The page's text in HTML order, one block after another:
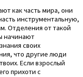
как часть мира, они
инструментальную,
Отделения от такой
начинают
своих
что другие люди
Если взрослый
прихоти с